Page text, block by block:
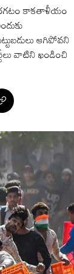
జరగటం కాకతాళీయం
ఆగిపోవని
వాటిని ఖండించి